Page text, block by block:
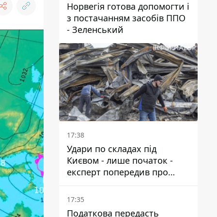
Норвегія готова допомогти і
з постачанням засобів ППО
- Зеленський
17:38
Удари по складах під
Києвом - лише початок -
експерт попередив про
нову загрозу
17:35
Податкова передасть